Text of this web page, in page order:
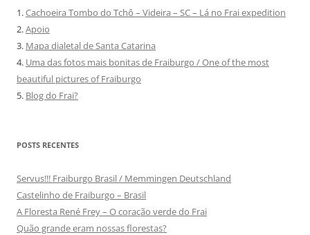
1.Cachoeira Tombo do Tchô – Videira – SC – Lá no Frai expedition
2.Apoio
3. Mapa dialetal de Santa Catarina
4. Uma das fotos mais bonitas de Fraiburgo / One of the most
beautiful pictures of Fraiburgo
5. Blog do Frai?
POSTS RECENTES
Servus!!! Fraiburgo Brasil / Memmingen Deutschland
Castelinho de Fraiburgo – Brasil
A Floresta René Frey – O coração verde do Frai
Quão grande eram nossas florestas?